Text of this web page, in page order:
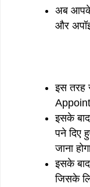
अब आपके
और
इस तरह
इसके
पने दिए
जाना
इसके
जिसके